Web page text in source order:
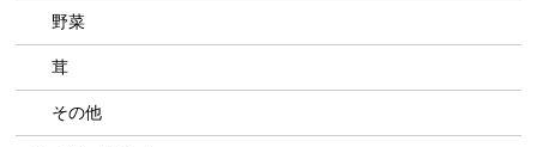
野菜
茸
その他